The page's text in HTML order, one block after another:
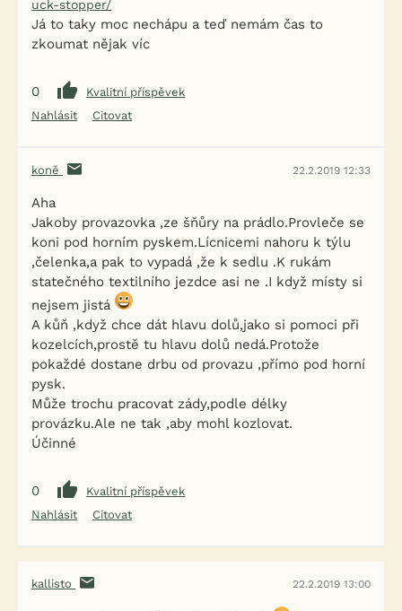
uck-stopper/
Já to taky moc nechápu a teď nemám čas to
zkoumat nějak víc
0
Kvalitní příspěvek
Nahlásit
Citovat
koně 22.2.2019 12:33
Aha
Jakoby provazovka ,ze šňůry na prádlo.Provleče se
koni pod horním pyskem.Lícnicemi nahoru k týlu
,čelenka,a pak to vypadá ,že k sedlu .K rukám
statečného textilního jezdce asi ne .I když místy si
nejsem jistá
A kůň ,když chce dát hlavu dolů,jako si pomoci při
kozelcích,prostě tu hlavu dolů nedá.Protože
pokaždé dostane drbu od provazu ,přímo pod horní
pysk.
Může trochu pracovat zády,podle délky
provázku.Ale ne tak ,aby mohl kozlovat.
Účinné
0
Kvalitní příspěvek
Nahlásit
Citovat
kallisto 22.2.2019 13:00